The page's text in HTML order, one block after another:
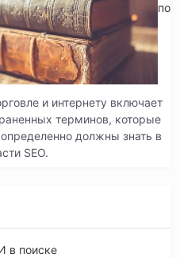
по
и интернету включает
терминов, которые
должны знать в
SEO.
в поиске